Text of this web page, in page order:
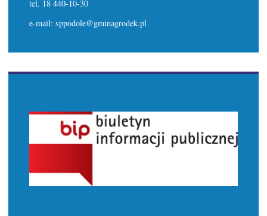
tel. 18 440-10-30
e-mail: sppodole@gminagrodek.pl